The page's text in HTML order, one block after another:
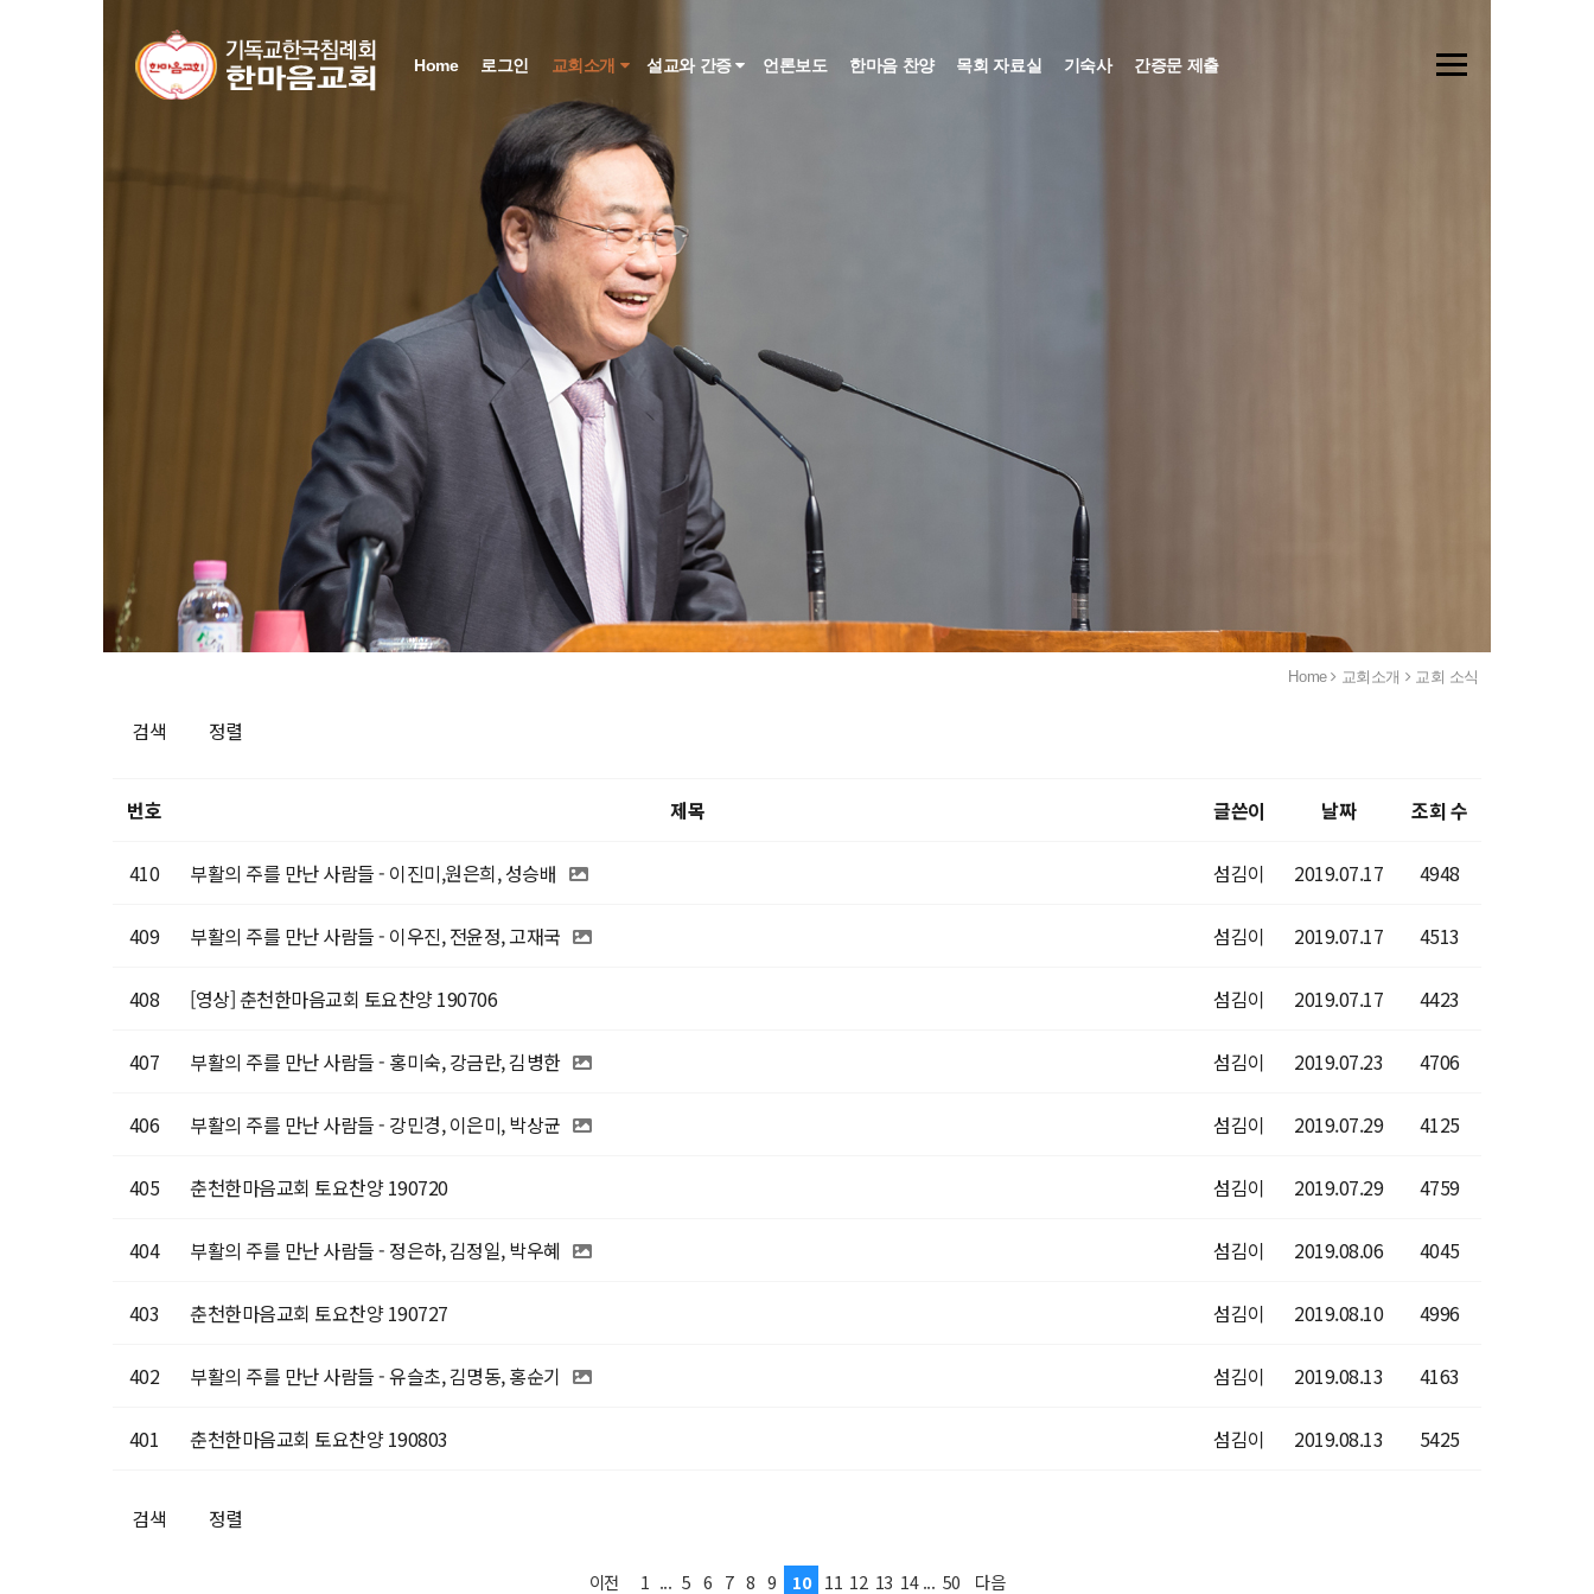
Home 로그인 교회소개 설교와 간증 언론보도 한마음 찬양 목회 자료실 기숙사 간증문 제출
Home 교회소개 교회 소식
검색 정렬
번호 제목 글쓴이 날짜 조회 수
410 부활의 주를 만난 사람들 - 이진미,원은희, 성승배 섬김이 2019.07.17 4948
409 부활의 주를 만난 사람들 - 이우진, 전윤정, 고재국 섬김이 2019.07.17 4513
408 [영상] 춘천한마음교회 토요찬양 190706 섬김이 2019.07.17 4423
407 부활의 주를 만난 사람들 - 홍미숙, 강금란, 김병한 섬김이 2019.07.23 4706
406 부활의 주를 만난 사람들 - 강민경, 이은미, 박상균 섬김이 2019.07.29 4125
405 춘천한마음교회 토요찬양 190720 섬김이 2019.07.29 4759
404 부활의 주를 만난 사람들 - 정은하, 김정일, 박우혜 섬김이 2019.08.06 4045
403 춘천한마음교회 토요찬양 190727 섬김이 2019.08.10 4996
402 부활의 주를 만난 사람들 - 유슬초, 김명동, 홍순기 섬김이 2019.08.13 4163
401 춘천한마음교회 토요찬양 190803 섬김이 2019.08.13 5425
검색 정렬
이전 1 ... 5 6 7 8 9 10 11 12 13 14 ... 50 다음